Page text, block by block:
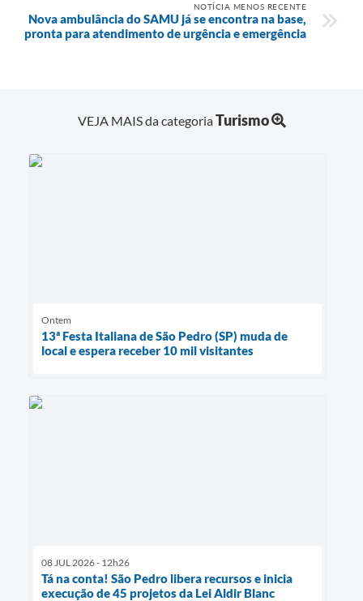
NOTÍCIA MENOS RECENTE
Nova ambulância do SAMU já se encontra na base,
pronta para atendimento de urgência e emergência
VEJA MAIS da categoriaTurismo
Ontem
13ª Festa Italiana de São Pedro (SP) muda de
local e espera receber 10 mil visitantes
08 JUL 2026 - 12h26
Tá na conta! São Pedro libera recursos e inicia
execução de 45 projetos da Lei Aldir Blanc